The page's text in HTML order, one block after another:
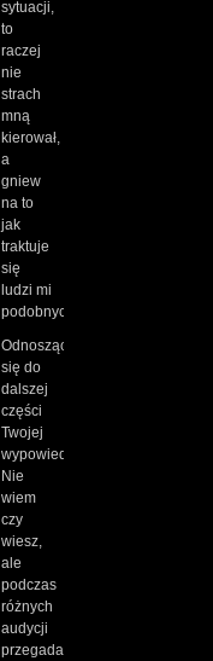
sytuacji,
to
raczej
nie
strach
mną
kierował,
a
gniew
na to
jak
traktuje
się
ludzi mi
podobnych.
Odnosząc
się do
dalszej
części
Twojej
wypowiedzi.
Nie
wiem
czy
wiesz,
ale
podczas
różnych
audycji
przegadałem